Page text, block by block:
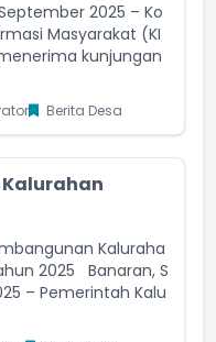
2025 – Ko
Masyarakat (KI
kunjungan
Berita Desa
Kalurahan
Kaluraha
2025 Banaran, S
– Pemerintah Kalu